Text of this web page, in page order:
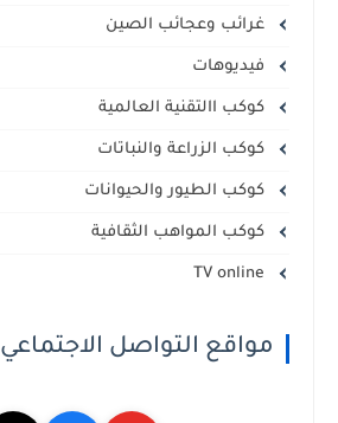
غرائب وعجائب الصين
فيديوهات
كوكب االتقنية العالمية
كوكب الزراعة والنباتات
كوكب الطيور والحيوانات
كوكب المواهب الثقافية
مواقع التواصل الاجتماعي